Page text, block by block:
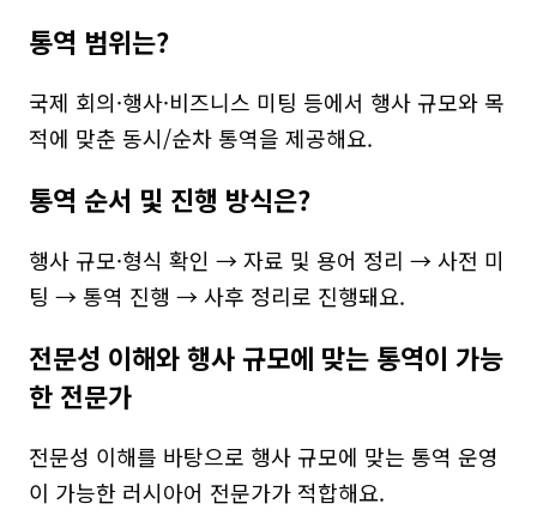
통역 범위는?
국제 회의·행사·비즈니스 미팅 등에서 행사 규모와 목
적에 맞춘 동시/순차 통역을 제공해요.
통역 순서 및 진행 방식은?
행사 규모·형식 확인 → 자료 및 용어 정리 → 사전 미
팅 → 통역 진행 → 사후 정리로 진행돼요.
전문성 이해와 행사 규모에 맞는 통역이 가능
한 전문가
전문성 이해를 바탕으로 행사 규모에 맞는 통역 운영
이 가능한 러시아어 전문가가 적합해요.